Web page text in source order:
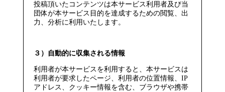
投稿頂いたコンテンツは本サービス利用者及び当
団体が本サービス目的を達成するための閲覧、出
力、分析に利用いたします。
３）自動的に収集される情報
利用者が本サービスを利用すると、本サービスは
利用者が要求したページ、利用者の位置情報、IP
アドレス、クッキー情報を含む、ブラウザや携帯